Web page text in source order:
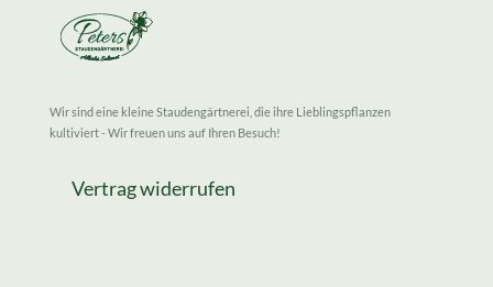
Wir sind eine kleine Staudengärtnerei, die ihre Lieblingspflanzen
kultiviert - Wir freuen uns auf Ihren Besuch!
Vertrag widerrufen